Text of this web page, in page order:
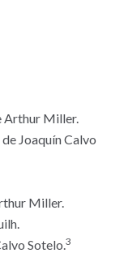
Arthur Miller.
Joaquín Calvo
Miller.
Sotelo.3